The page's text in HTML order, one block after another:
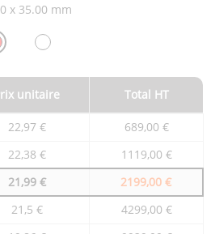
x 35.00 mm
unitaire Total HT
22,97 €
689,00 €
22,38 €
1119,00 €
21,99 €
2199,00 €
21,5 €
4299,00 €